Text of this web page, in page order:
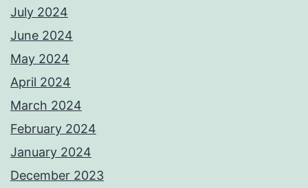
July 2024
June 2024
May 2024
April 2024
March 2024
February 2024
January 2024
December 2023